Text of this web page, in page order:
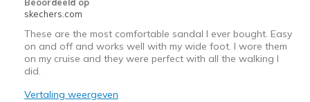
page_id
bezoeken.
Beoordeeld op
skechers.com
These are the most comfortable sandal I ever bought. Easy
on and off and works well with my wide foot. I wore them
on my cruise and they were perfect with all the walking I
did.
Vertaling weergeven